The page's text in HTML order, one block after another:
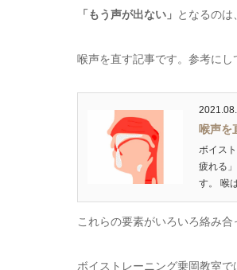
「もう声が出ない」 となるのは
喉声を直す記事です。参考にし
喉声を
ボイス
疲れる
す。 喉
これらの要素がいろいろ絡み
ボイストレーニング乗岡教室で